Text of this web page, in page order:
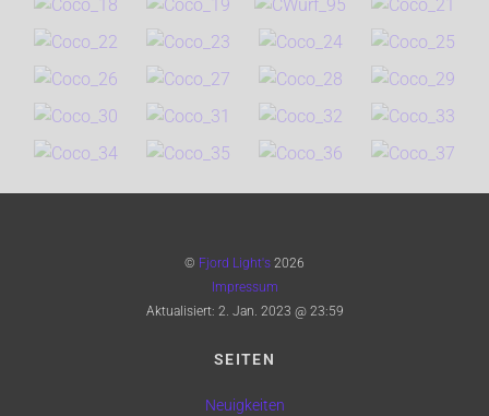
© Fjord Light's 2026
Impressum
Aktualisiert: 2. Jan. 2023 @ 23:59
SEITEN
Neuigkeiten